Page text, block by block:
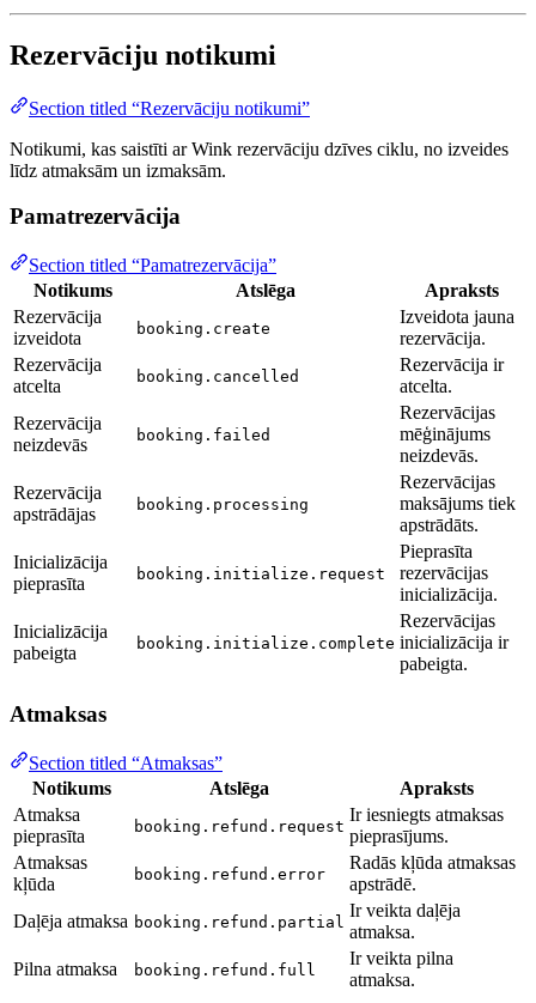
Rezervāciju notikumi
Section titled “Rezervāciju notikumi”
Notikumi, kas saistīti ar Wink rezervāciju dzīves ciklu, no izveides
līdz atmaksām un izmaksām.
Pamatrezervācija
Section titled “Pamatrezervācija”
Notikums
Atslēga
Apraksts
Rezervācija
izveidota
booking.create
Izveidota jauna
rezervācija.
Rezervācija
atcelta
booking.cancelled
Rezervācija ir
atcelta.
Rezervācija
neizdevās
booking.failed
Rezervācijas
mēģinājums
neizdevās.
Rezervācija
apstrādājas
booking.processing
Rezervācijas
maksājums tiek
apstrādāts.
Inicializācija
pieprasīta
booking.initialize.request
Pieprasīta
rezervācijas
inicializācija.
Inicializācija
pabeigta
booking.initialize.complete
Rezervācijas
inicializācija ir
pabeigta.
Atmaksas
Section titled “Atmaksas”
Notikums
Atslēga
Apraksts
Atmaksa
pieprasīta
booking.refund.request
Ir iesniegts atmaksas
pieprasījums.
Atmaksas
kļūda
booking.refund.error
Radās kļūda atmaksas
apstrādē.
Daļēja atmaksa booking.refund.partial
Ir veikta daļēja
atmaksa.
Pilna atmaksa
booking.refund.full
Ir veikta pilna
atmaksa.